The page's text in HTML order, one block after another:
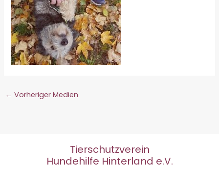
← Vorheriger Medien
Tierschutzverein
Hundehilfe Hinterland e.V.